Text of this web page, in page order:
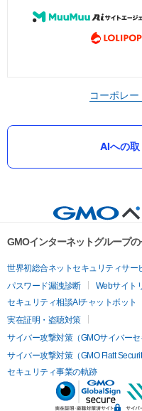
コーポレー
AIへの
GMOインターネットグループ
世界初総合ネットセキュリティサー
パスワード漏洩診断
Webサイト
セキュリティ相談AIチャットボット
実在証明・盗聴対策
サイバー攻撃対策（GMOサイバーセ
サイバー攻撃対策（GMO Flatt
セキュリティ事業の軌跡